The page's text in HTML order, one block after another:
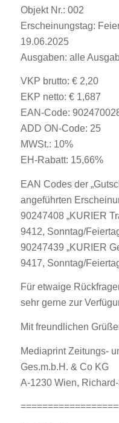
Objekt Nr.: 002
Erscheinungstag:
19.06.2025
Ausgaben: alle
VKP brutto: € 2,20
EKP netto: € 1,687
EAN-Code:
ADD ON-Code: 25
MWSt.: 10%
EH-Rabatt: 15,66%
EAN Codes der
angeführten
90247408 „KURIER
9412, Sonntag/
90247439 „KURIER
9417, Sonntag/
Für etwaige
sehr gerne zur
Mit freundlichen
Mediaprint Zeitungs-
Ges.m.b.H. & Co KG
A-1230 Wien,